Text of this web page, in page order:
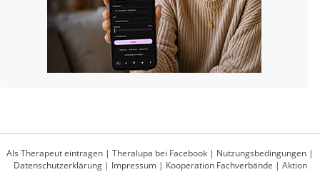
Als Therapeut eintragen | Theralupa bei Facebook | Nutzungsbedingungen |
Datenschutzerklärung| Impressum| Kooperation Fachverbände | Aktion